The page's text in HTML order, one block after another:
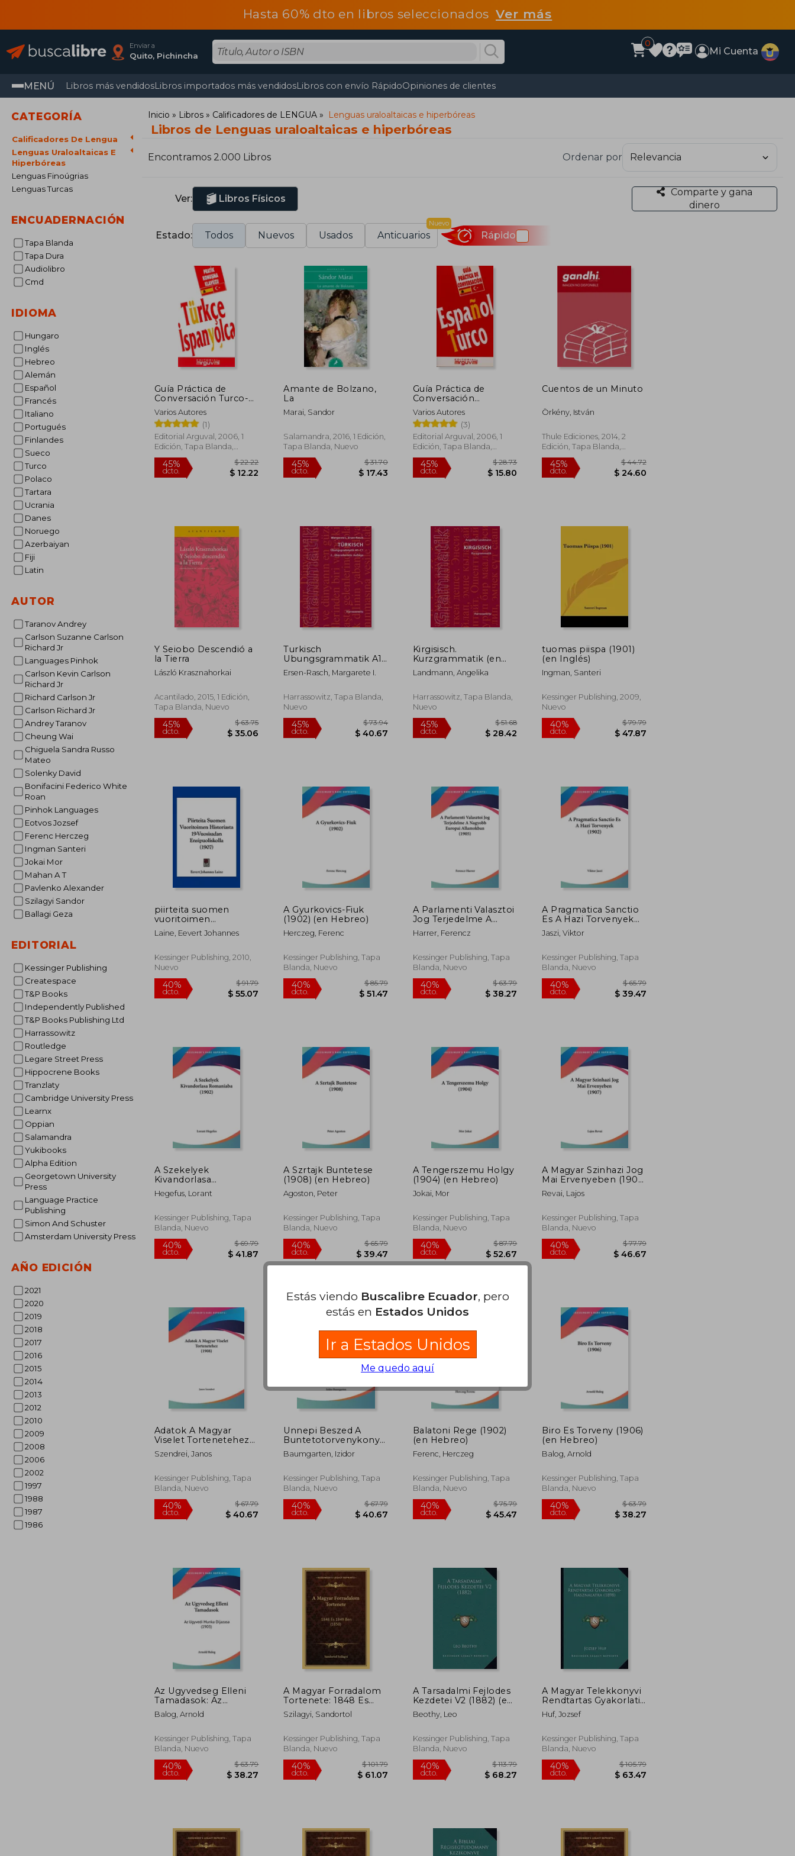
Hasta 60% dto en libros seleccionadosVer más
Enviar a
Quito, Pichincha
0
Mi Cuenta
MENÚ Libros más vendidosLibros importados más vendidosLibros con envío RápidoOpiniones de clientes
CATEGORÍA
Calificadores De Lengua
Lenguas Uraloaltaicas E
Hiperbóreas
Lenguas Finoúgrias
Lenguas Turcas
ENCUADERNACIÓN
Tapa Blanda
Tapa Dura
Audiolibro
Cmd
IDIOMA
Hungaro
Inglés
Hebreo
Alemán
Español
Francés
Italiano
Portugués
Finlandes
Sueco
Turco
Polaco
Tartara
Ucrania
Danes
Noruego
Azerbaiyan
Fiji
Latin
AUTOR
Taranov Andrey
Carlson Suzanne Carlson
Richard Jr
Languages Pinhok
Carlson Kevin Carlson
Richard Jr
Richard Carlson Jr
Carlson Richard Jr
Andrey Taranov
Cheung Wai
Chiguela Sandra Russo
Mateo
Solenky David
Bonifacini Federico White
Roan
Pinhok Languages
Eotvos Jozsef
Ferenc Herczeg
Ingman Santeri
Jokai Mor
Mahan A T
Pavlenko Alexander
Szilagyi Sandor
Ballagi Geza
EDITORIAL
Kessinger Publishing
Createspace
T&P Books
Independently Published
T&P Books Publishing Ltd
Harrassowitz
Routledge
Legare Street Press
Hippocrene Books
Tranzlaty
Cambridge University Press
Learnx
Oppian
Salamandra
Yukibooks
Alpha Edition
Georgetown University
Press
Language Practice
Publishing
Simon And Schuster
Amsterdam University Press
AÑO EDICIÓN
2021
2020
2019
2018
2017
2016
2015
2014
2013
2012
2010
2009
2008
2006
2002
1997
1988
1987
1986
Inicio Libros Calificadores de LENGUA Lenguas uraloaltaicas e hiperbóreas
Libros de Lenguas uraloaltaicas e hiperbóreas
Encontramos 2.000 Libros Ordenar por
Ver: Libros Físicos
Comparte y gana
dinero
Estado: Todos Nuevos Usados Anticuarios
Nuevo
Rápido
Guía Práctica de
Conversación Turco-
Español
Varios Autores
(1)
Editorial Arguval, 2006, 1
Edición, Tapa Blanda,
Nuevo
Amante de Bolzano,
La
Marai, Sandor
Salamandra, 2016, 1 Edición,
Tapa Blanda, Nuevo
$ 17.43
Guía Práctica de
Conversación
Español-Turco
Varios Autores
(3)
Editorial Arguval, 2006, 1
Edición, Tapa Blanda,
Nuevo
$ 15.80
Cuentos de un Minuto
Örkény, István
Thule Ediciones, 2014, 2
Edición, Tapa Blanda,
Nuevo
Y Seiobo Descendió a
la Tierra
László Krasznahorkai
Acantilado, 2015, 1 Edición,
Tapa Blanda, Nuevo
Turkisch
Ubungsgrammatik A1-
C1 (en Alemán)
Ersen-Rasch, Margarete I.
Harrassowitz, Tapa Blanda,
Nuevo
45%
Kirgisisch.
Kurzgrammatik (en
Alemán)
Landmann, Angelika
Harrassowitz, Tapa Blanda,
Nuevo
45% $ 51.68
$ 28.42
tuomas piispa (1901)
(en Inglés)
Ingman, Santeri
Kessinger Publishing, 2009,
Nuevo
40%
dcto.
piirteita suomen
vuoritoimen
historiasta 19-
vuosisadan
(en Inglés)
Laine, Eevert Johannes
Kessinger Publishing, 2010,
Nuevo
40%
A Gyurkovics-Fiuk
(1902) (en Hebreo)
Herczeg, Ferenc
Kessinger Publishing, Tapa
Blanda, Nuevo
40%
A Parlamenti Valasztoi
Jog Terjedelme A
Nagyobb Europai
Allamokban (1905) (en
Harrer, Ferencz
Kessinger Publishing, Tapa
Blanda, Nuevo
40%
A Pragmatica Sanctio
Es A Hazi Torvenyek
(1902) (en Hebreo)
Jaszi, Viktor
Kessinger Publishing, Tapa
Blanda, Nuevo
A Szekelyek
Kivandorlasa
Romaniaba (1902) (en
Hebreo)
Hegefus, Lorant
Kessinger Publishing, Tapa
Blanda, Nuevo
dcto. $ 41.87
A Szrtajk Buntetese
(1908) (en Hebreo)
Agoston, Peter
Kessinger Publishing, Tapa
Blanda, Nuevo
dcto. $ 39.47
A Tengerszemu Holgy
(1904) (en Hebreo)
Jokai, Mor
Kessinger Publishing, Tapa
Blanda, Nuevo
dcto.
A Magyar Szinhazi Jog
Mai Ervenyeben (1907)
(en Hebreo)
Revai, Lajos
Kessinger Publishing, Tapa
Blanda, Nuevo
dcto.
Adatok A Magyar
Viselet Tortenetehez
(1908) (en Hebreo)
Szendrei, Janos
Kessinger Publishing, Tapa
Blanda, Nuevo
40%
Unnepi Beszed A
Buntetotorvenykonyv
Huszonoteves
Fennallasa (1905) (en
Baumgarten, Izidor
Kessinger Publishing, Tapa
Blanda, Nuevo
40%
Balatoni Rege (1902)
(en Hebreo)
Ferenc, Herczeg
Kessinger Publishing, Tapa
Blanda, Nuevo
40% $ 75.79
Biro Es Torveny (1906)
(en Hebreo)
Balog, Arnold
Kessinger Publishing, Tapa
Blanda, Nuevo
40%
Az Ugyvedseg Elleni
Tamadasok: Az
Ugyvedi Munka
Dijazasa (1903) (en
Balog, Arnold
Kessinger Publishing, Tapa
Blanda, Nuevo
A Magyar Forradalom
Tortenete: 1848 Es
1849 Ben (1850) (en
Húngaro)
Szilagyi, Sandortol
Kessinger Publishing, Tapa
Blanda, Nuevo
A Tarsadalmi Fejlodes
Kezdetei V2 (1882) (en
Húngaro)
Beothy, Leo
Kessinger Publishing, Tapa
Blanda, Nuevo
A Magyar Telekkonyvi
Rendtartas Gyakorlati-
Hasznalatra (1898) (en
Húngaro)
Huf, Jozsef
Kessinger Publishing, Tapa
Blanda, Nuevo
Estás viendo Buscalibre Ecuador, pero
estás en Estados Unidos
Ir a Estados Unidos
Me quedo aquí